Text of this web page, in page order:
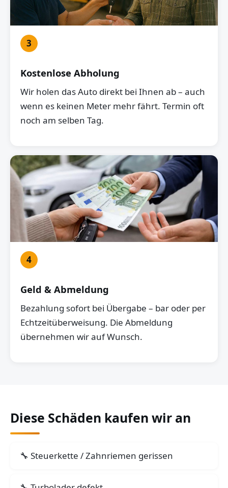
3
Kostenlose Abholung
Wir holen das Auto direkt bei Ihnen ab – auch
wenn es keinen Meter mehr fährt. Termin oft
noch am selben Tag.
4
Geld & Abmeldung
Bezahlung sofort bei Übergabe – bar oder per
Echtzeitüberweisung. Die Abmeldung
übernehmen wir auf Wunsch.
Diese Schäden kaufen wir an
Steuerkette / Zahnriemen gerissen